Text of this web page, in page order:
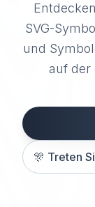
SVG-
und
auf der
🎊 Treten